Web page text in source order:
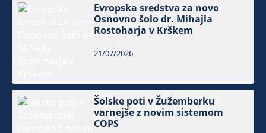
Evropska sredstva za novo
Osnovno šolo dr. Mihajla
Rostoharja v Krškem
21/07/2026
Šolske poti v Žužemberku
varnejše z novim sistemom
COPS